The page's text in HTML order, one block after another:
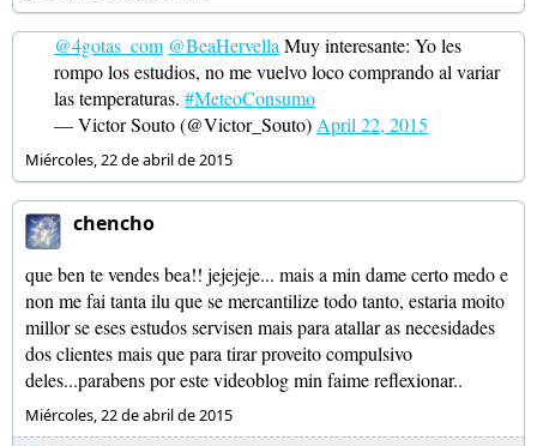
@4gotas_com @BeaHervellaMuy interesante: Yo les
rompo los estudios, no me vuelvo loco comprando al variar
las temperaturas. #MeteoConsumo
— Victor Souto (@Victor_Souto)April 22, 2015
Miércoles, 22 de abril de 2015
chencho
que ben te vendes bea!! jejejeje... mais a min dame certo medo e
non me fai tanta ilu que se mercantilize todo tanto, estaria moito
millor se eses estudos servisen mais para atallar as necesidades
dos clientes mais que para tirar proveito compulsivo
deles...parabens por este videoblog min faime reflexionar..
Miércoles, 22 de abril de 2015